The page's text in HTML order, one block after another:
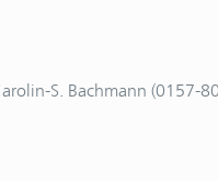
S. Bachmann (0157-